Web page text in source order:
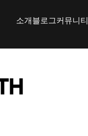
소개블로그커뮤니티